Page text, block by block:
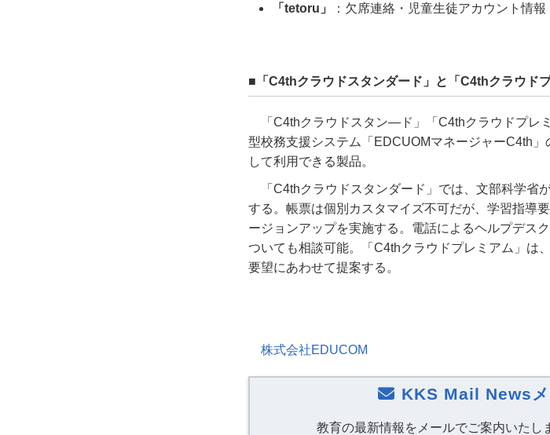
「tetoru」
：欠席連絡・児童生徒アカウント情
■「C4thクラウドスタンダード」と「C4thクラウド
「C4thクラウドスタン―ド」「C4thクラウドプレ
型校務支援システム「EDCUOMマネージャーC4th
して利用できる製品。
「C4thクラウドスタンダード」では、文部科学省
する。帳票は個別カスタマイズ不可だが、学習指導
ージョンアップを実施する。電話によるヘルプデス
ついても相談可能。「C4thクラウドプレミアム」は
要望にあわせて提案する。
株式会社EDUCOM
KKS Mail News
教育の最新情報をメールでご案内いたし